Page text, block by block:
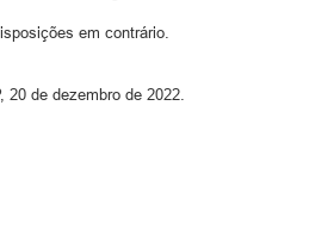
em contrário.
20 de dezembro de 2022.